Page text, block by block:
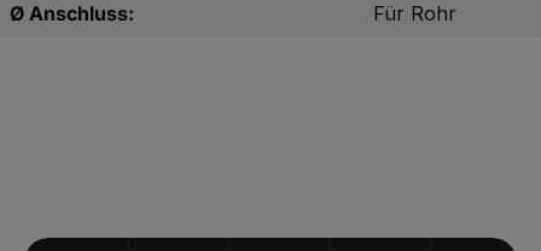
Ø Anschluss:
Für Rohr